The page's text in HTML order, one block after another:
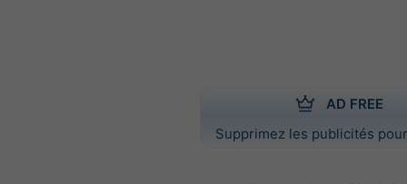
AD FREE
Supprimez les publicités